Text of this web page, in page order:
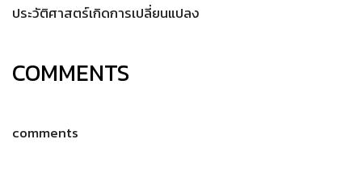
ประวัติศาสตร์เกิดการเปลี่ยนแปลง
COMMENTS
comments